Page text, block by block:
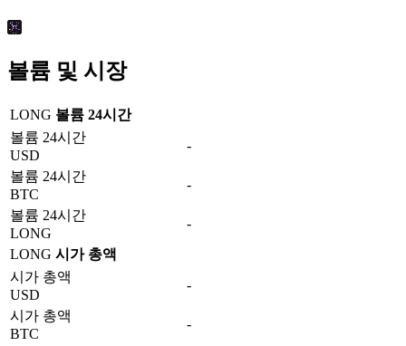
볼륨 및 시장
LONG 볼륨 24시간
볼륨 24시간
USD
-
볼륨 24시간
BTC
-
볼륨 24시간
LONG
-
LONG 시가 총액
시가 총액
USD
-
시가 총액
BTC
-